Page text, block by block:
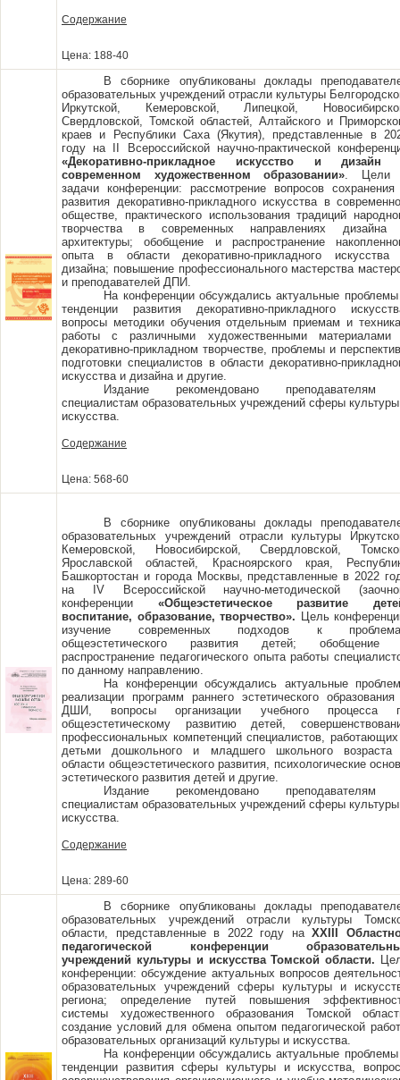
Содержание
Цена: 188-40
В сборнике опубликованы доклады
образовательных учреждений отрасли культуры
Иркутской, Кемеровской, Липецкой,
Свердловской, Томской областей, Алтайского и
краев и Республики Саха (Якутия), представленные в
году на II Всероссийской научно-практической
«Декоративно-прикладное искусство и дизайн
современном художественном образовании». Цели
задачи конференции: рассмотрение вопросов
развития декоративно-прикладного искусства в
обществе, практического использования традиций
творчества в современных направлениях дизайна
архитектуры; обобщение и распространение
опыта в области декоративно-прикладного
дизайна; повышение профессионального мастерства
и преподавателей ДПИ.
На конференции обсуждались актуальные
тенденции развития декоративно-прикладного
вопросы методики обучения отдельным приемам и
работы с различными художественными материалами
декоративно-прикладном творчестве, проблемы и
подготовки специалистов в области декоративно-
искусства и дизайна и другие.
Издание рекомендовано преподавателям
специалистам образовательных учреждений сферы
искусства.
Содержание
Цена: 568-60
В сборнике опубликованы доклады
образовательных учреждений отрасли культуры
Кемеровской, Новосибирской, Свердловской,
Ярославской областей, Красноярского края,
Башкортостан и города Москвы, представленные в 2022
на IV Всероссийской научно-методической
конференции «Общеэстетическое развитие
воспитание, образование, творчество». Цель
изучение современных подходов к
общеэстетического развития детей; обобщение
распространение педагогического опыта работы
по данному направлению.
На конференции обсуждались актуальные
реализации программ раннего эстетического
ДШИ, вопросы организации учебного процесса
общеэстетическому развитию детей,
профессиональных компетенций специалистов,
детьми дошкольного и младшего школьного возраста
области общеэстетического развития, психологические
эстетического развития детей и другие.
Издание рекомендовано преподавателям
специалистам образовательных учреждений сферы
искусства.
Содержание
Цена: 289-60
В сборнике опубликованы доклады
образовательных учреждений отрасли культуры
области, представленные в 2022 году наXXIII
педагогической конференции
учреждений культуры и искусства Томской области.
конференции: обсуждение актуальных вопросов
образовательных учреждений сферы культуры и
региона; определение путей повышения
системы художественного образования Томской
создание условий для обмена опытом педагогической
образовательных организаций культуры и искусства.
На конференции обсуждались актуальные
тенденции развития сферы культуры и искусства,